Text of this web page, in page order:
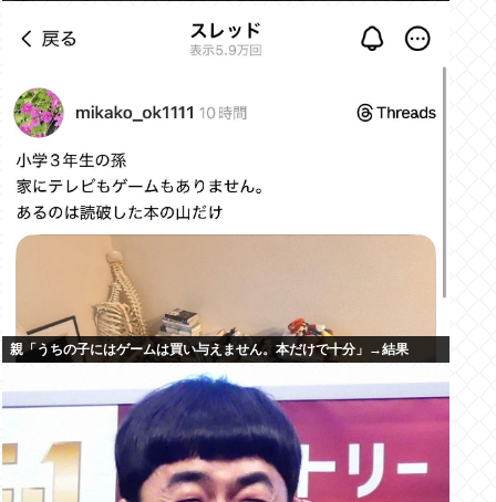
親「うちの子にはゲームは買い与えません。本だけで十分」→結果